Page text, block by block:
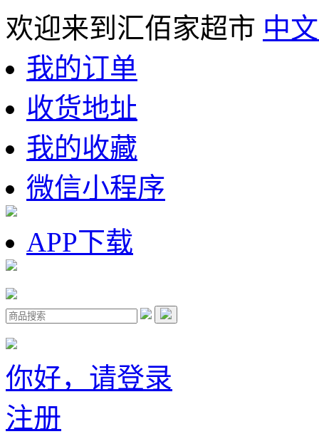
欢迎来到汇佰家超市 中
我的订单
收货地址
我的收藏
微信小程序
APP下载
你好，请登录
注册